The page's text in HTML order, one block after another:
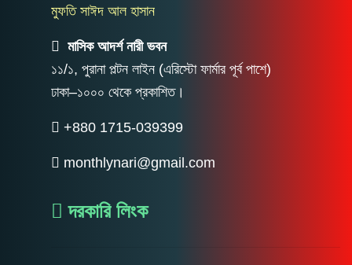
মুফতি সাঈদ আল হাসান
মাসিক আদর্শ নারী ভবন
১১/১, পুরানা পল্টন লাইন (এরিস্টো ফার্মার পূর্ব পাশে)
ঢাকা–১০০০ থেকে প্রকাশিত।
+880 1715-039399
monthlynari@gmail.com
দরকারি লিংক